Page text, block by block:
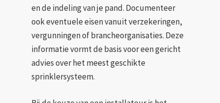
en de indeling van je pand. Documenteer
ook eventuele eisen vanuit verzekeringen,
vergunningen of brancheorganisaties. Deze
informatie vormt de basis voor een gericht
advies over het meest geschikte
sprinklersysteem.